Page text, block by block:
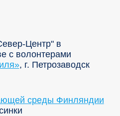
Центр" в
с волонтерами
, г. Петрозаводск
среды Финляндии